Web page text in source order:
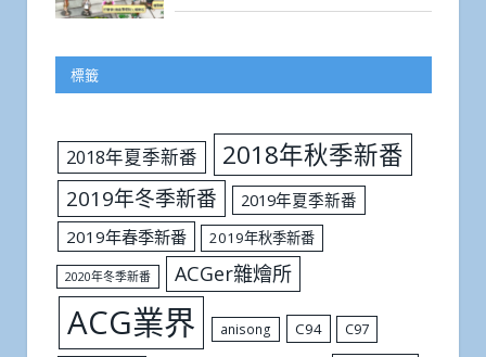
標籤
2018年夏季新番 2018年秋季新番
2019年冬季新番
2019年夏季新番
2019年春季新番
2019年秋季新番
2020年冬季新番 ACGer雜燴所
ACG業界 anisong C94 C97